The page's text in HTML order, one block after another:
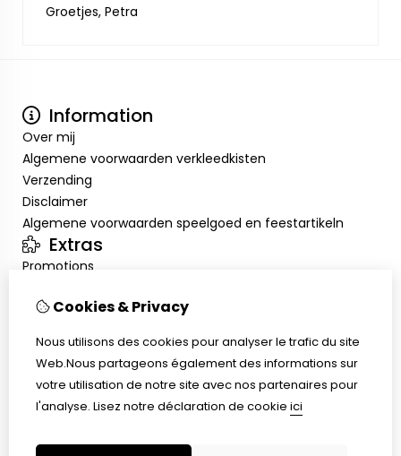
Groetjes, Petra
Information
Over mij
Algemene voorwaarden verkleedkisten
Verzending
Disclaimer
Algemene voorwaarden speelgoed en feestartikeln
Extras
Promotions
Inloggen
Service client
Retour de marchandise
Cookies & Privacy
Nous utilisons des cookies pour analyser le trafic du site
Web.Nous partageons également des informations sur
votre utilisation de notre site avec nos partenaires pour
l'analyse. Lisez notre déclaration de cookie ici